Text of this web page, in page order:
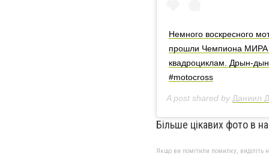
Немного воскресного
прошли Чемпиона МИРА
квадроциклам. Дрын-
#motocross
A post shared by Даниил
Більше цікавих фото в
Якщо ви помітили помилку, виділіть